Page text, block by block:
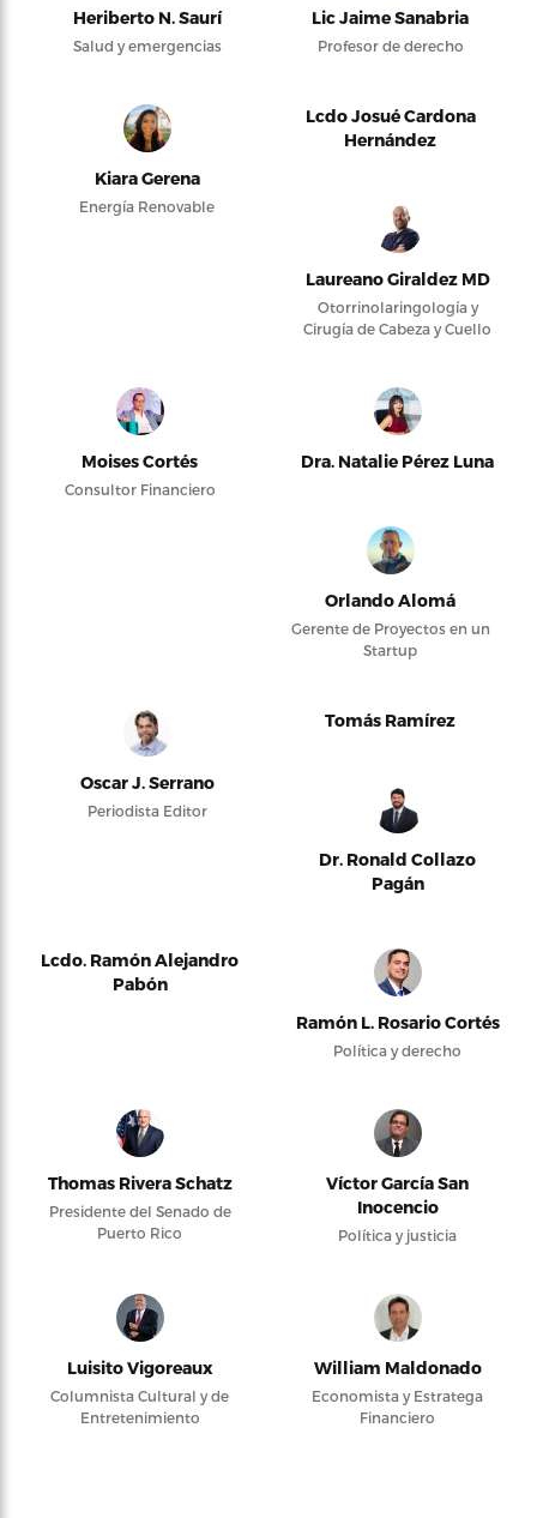
Heriberto N. Saurí
Salud y emergencias
Lic Jaime Sanabria
Profesor de derecho
Kiara Gerena
Energía Renovable
Lcdo Josué Cardona
Hernández
Laureano Giraldez MD
Otorrinolaringología y
Cirugía de Cabeza y Cuello
Moises Cortés
Consultor Financiero
Dra. Natalie Pérez Luna
Orlando Alomá
Gerente de Proyectos en un
Startup
Oscar J. Serrano
Periodista Editor
Tomás Ramírez
Dr. Ronald Collazo
Pagán
Lcdo. Ramón Alejandro
Pabón
Ramón L. Rosario Cortés
Política y derecho
Thomas Rivera Schatz
Presidente del Senado de
Puerto Rico
Víctor García San
Inocencio
Política y justicia
Luisito Vigoreaux
Columnista Cultural y de
Entretenimiento
William Maldonado
Economista y Estratega
Financiero